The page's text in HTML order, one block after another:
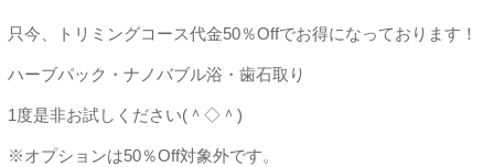
只今、トリミングコース代金50％Offでお得になっております！
ハーブパック・ナノバブル浴・歯石取り
1度是非お試しください(＾◇＾)
※オプションは50％Off対象外です。